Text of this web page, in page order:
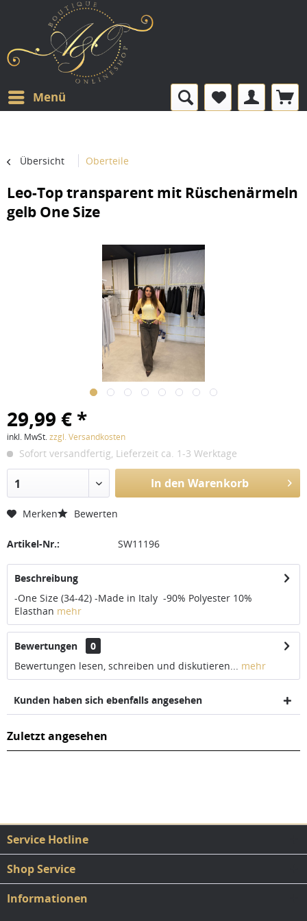
Menü
Übersicht Oberteile
Leo-Top transparent mit Rüschenärmeln
gelb One Size
29,99 € *
inkl. MwSt.zzgl. Versandkosten
Sofort versandfertig, Lieferzeit ca. 1-3 Werktage
1 In den Warenkorb
Merken Bewerten
Artikel-Nr.: SW11196
Beschreibung
-One Size (34-42) -Made in Italy -90% Polyester 10%
Elasthan mehr
Bewertungen
0
Bewertungen lesen, schreiben und diskutieren... mehr
Kunden haben sich ebenfalls angesehen
Zuletzt angesehen
Service Hotline
Shop Service
Informationen